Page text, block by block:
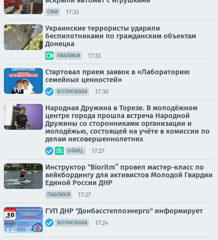
СМИ 17:33
Украинские террористы ударили
беспилотниками по гражданским объектам
Донецка
ПАБЛИКИ 17:33
Стартовал прием заявок в «Лабораторию
семейных ценностей»
ВОЛНОВАХА 17:30
Народная Дружина в Торезе. В молодёжном
центре города прошла встреча Народной
Дружины со сторонниками организации и
молодёжью, состоящей на учёте в комиссии по
делам несовершеннолетних
ОФИЦ. 17:27
Инструктор “Bioritm” провел мастер-класс по
вейкбордингу для активистов Молодой Гвардии
Единой России ДНР
ПАБЛИКИ 17:27
ГУП ДНР "Донбасстеплоэнерго" информирует
ВОЛНОВАХА 17:24